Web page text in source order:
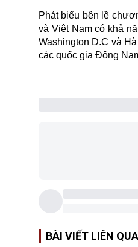
Phát biểu bên lề
và Việt Nam có khả
Washington D.C và
các quốc gia Đông
BÀI VIẾT LIÊN